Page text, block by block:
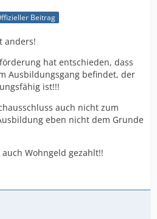
Beitrag
anders!
hat entschieden, dass
Ausbildungsgang befindet, der
ist!!!
auch nicht zum
eben nicht dem Grunde
Wohngeld gezahlt!!